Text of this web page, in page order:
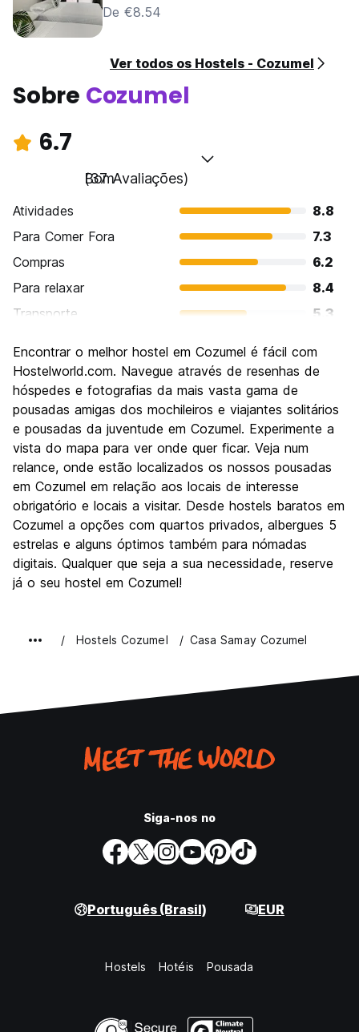
De €8.54
Ver todos os Hostels - Cozumel
Sobre Cozumel
6.7
Bom
(37 Avaliações)
Atividades
8.8
Para Comer Fora
7.3
Compras
6.2
Para relaxar
8.4
Transporte
5.3
Cultura
5.9
Festas / vida noturna
Custo-beneficio
6.5
Encontrar o melhor hostel em Cozumel é fácil com
Hostelworld.com. Navegue através de resenhas de
hóspedes e fotografias da mais vasta gama de
pousadas amigas dos mochileiros e viajantes solitários
e pousadas da juventude em Cozumel. Experimente a
vista do mapa para ver onde quer ficar. Veja num
relance, onde estão localizados os nossos pousadas
em Cozumel em relação aos locais de interesse
obrigatório e locais a visitar. Desde hostels baratos em
Cozumel a opções com quartos privados, albergues 5
estrelas e alguns óptimos também para nómadas
digitais. Qualquer que seja a sua necessidade, reserve
já o seu hostel em Cozumel!
Hostels Cozumel Casa Samay Cozumel
Siga-nos no
Português (Brasil) EUR
Hostels Hotéis Pousada